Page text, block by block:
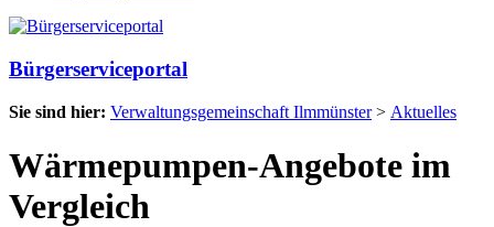
Bürgerserviceportal
Sie sind hier: Verwaltungsgemeinschaft Ilmmünster> Aktuelles
Wärmepumpen-Angebote im
Vergleich